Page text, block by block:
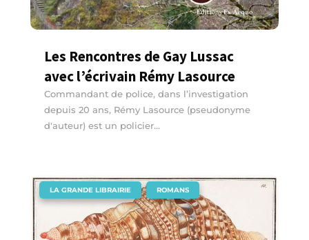
Les Rencontres de Gay Lussac
avec l’écrivain Rémy Lasource
Commandant de police, dans l’investigation
depuis 20 ans, Rémy Lasource (pseudonyme
d'auteur) est un policier...
LA GRANDE LIBRAIRIE ROMANS